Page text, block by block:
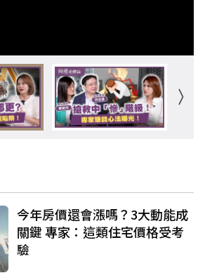
今年房價還會漲嗎？3大動能成
關鍵 專家：這類住宅價格受考
驗